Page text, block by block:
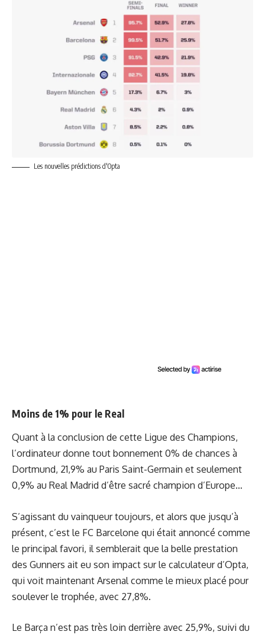
Les nouvelles prédictions d'Opta
Moins de 1% pour le Real
Quant à la conclusion de cette Ligue des Champions,
l’ordinateur donne tout bonnement 0% de chances à
Dortmund, 21,9% au Paris Saint-Germain et seulement
0,9% au Real Madrid d’être sacré champion d’Europe…
S’agissant du vainqueur toujours, et alors que jusqu’à
présent, c’est le FC Barcelone qui était annoncé comme
le principal favori, il semblerait que la belle prestation
des Gunners ait eu son impact sur le calculateur d’Opta,
qui voit maintenant Arsenal comme le mieux placé pour
soulever le trophée, avec 27,8%.
Le Barça n’est pas très loin derrière avec 25,9%, suivi du